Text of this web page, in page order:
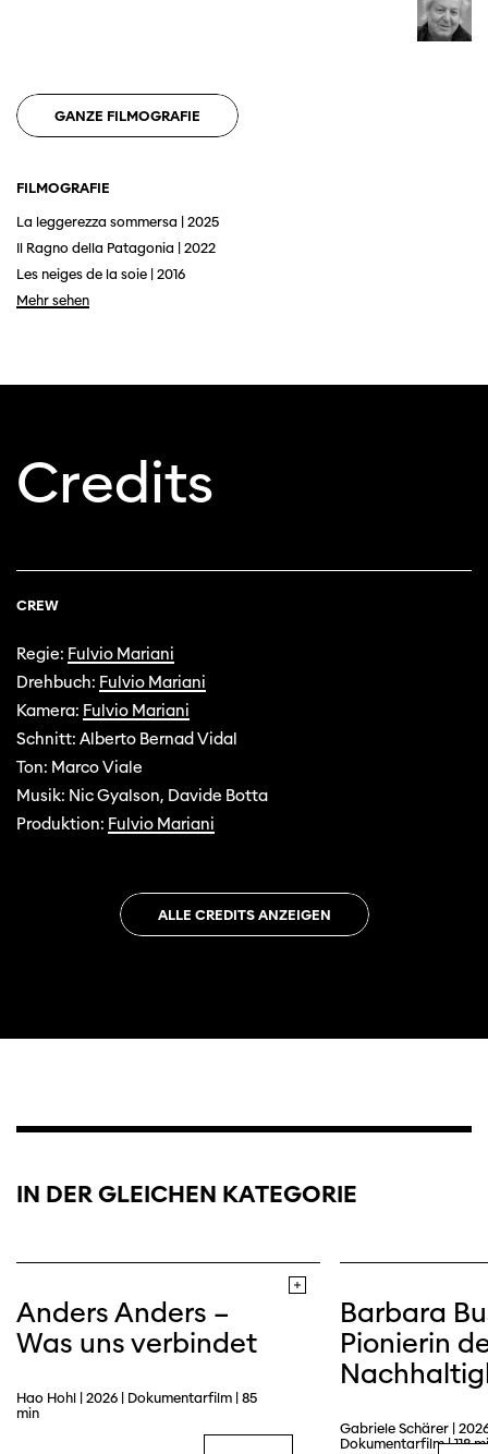
Diese Seite wird mit Internet Explorer
nicht optimal dargestellt. Bitte
verwenden Sie einen anderen Browser.
GANZE FILMOGRAFIE
FILMOGRAFIE
La leggerezza sommersa | 2025
Il Ragno della Patagonia | 2022
Les neiges de la soie | 2016
Mehr sehen
Credits
CREW
Regie: Fulvio Mariani
Drehbuch: Fulvio Mariani
Kamera: Fulvio Mariani
Schnitt: Alberto Bernad Vidal
Ton: Marco Viale
Musik: Nic Gyalson, Davide Botta
Produktion: Fulvio Mariani
ALLE CREDITS ANZEIGEN
IN DER GLEICHEN KATEGORIE
Anders Anders –
Was uns verbindet
Hao Hohl | 2026 | Dokumentarfilm | 85
min
Barbara
Pionierin
Gabriele Schärer |
Dokumentarfilm | 118